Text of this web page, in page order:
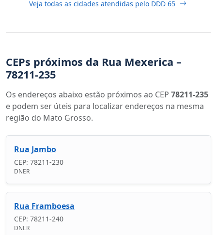
Veja todas as cidades atendidas pelo DDD 65
CEPs próximos da Rua Mexerica –
78211-235
Os endereços abaixo estão próximos ao CEP 78211-235
e podem ser úteis para localizar endereços na mesma
região do Mato Grosso.
Rua Jambo
CEP: 78211-230
DNER
Rua Framboesa
CEP: 78211-240
DNER